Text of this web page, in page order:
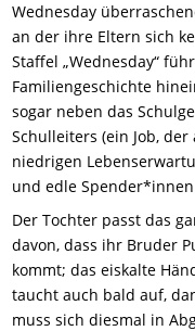
Wednesday
an der ihre Eltern sich
Staffel „Wednesday“
Familiengeschichte
sogar neben das
Schulleiters (ein Job,
niedrigen
und edle
Der Tochter passt das
davon, dass ihr Bruder
kommt; das eiskalte
taucht auch bald auf,
muss sich diesmal in